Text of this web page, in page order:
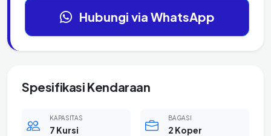
Hubungi via WhatsApp
Spesifikasi Kendaraan
KAPASITAS
7 Kursi
BAGASI
2 Koper